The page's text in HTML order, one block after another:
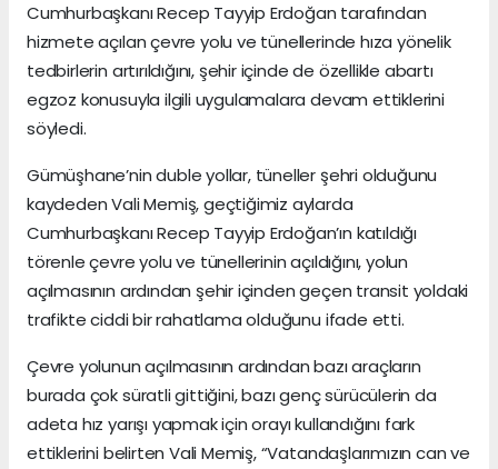
Cumhurbaşkanı Recep Tayyip Erdoğan tarafından
hizmete açılan çevre yolu ve tünellerinde hıza yönelik
tedbirlerin artırıldığını, şehir içinde de özellikle abartı
egzoz konusuyla ilgili uygulamalara devam ettiklerini
söyledi.
Gümüşhane’nin duble yollar, tüneller şehri olduğunu
kaydeden Vali Memiş, geçtiğimiz aylarda
Cumhurbaşkanı Recep Tayyip Erdoğan’ın katıldığı
törenle çevre yolu ve tünellerinin açıldığını, yolun
açılmasının ardından şehir içinden geçen transit yoldaki
trafikte ciddi bir rahatlama olduğunu ifade etti.
Çevre yolunun açılmasının ardından bazı araçların
burada çok süratli gittiğini, bazı genç sürücülerin da
adeta hız yarışı yapmak için orayı kullandığını fark
ettiklerini belirten Vali Memiş, “Vatandaşlarımızın can ve